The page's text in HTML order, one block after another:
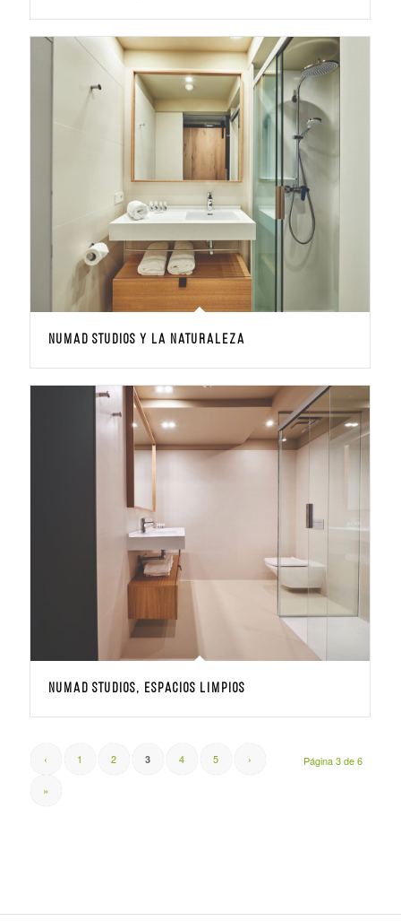
NUMAD STUDIOS y la naturaleza
NUMAD STUDIOS, espacios limpios
Página 3 de 6
‹ 1 2 3 4 5 ›
»